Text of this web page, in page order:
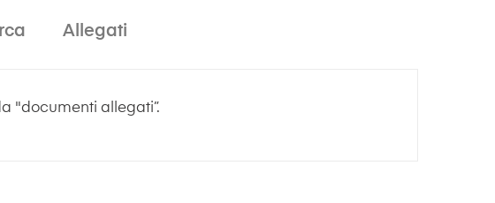
Allegati
"documenti allegati”.